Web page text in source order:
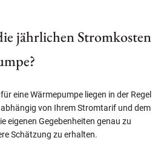
jährlichen Stromkosten
eine Wärmepumpe liegen in der Regel
von Ihrem Stromtarif und dem
eigenen Gegebenheiten genau zu
Schätzung zu erhalten.